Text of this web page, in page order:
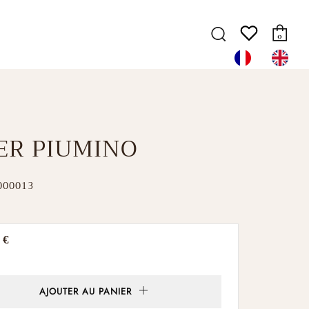
Recherche
0
PIUMINO
€
AJOUTER AU PANIER